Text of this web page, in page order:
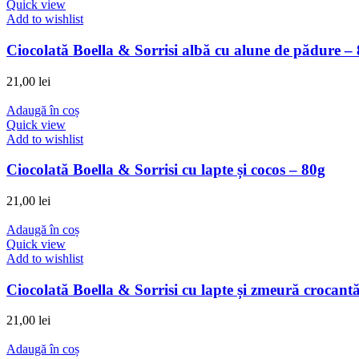
Quick view
Add to wishlist
Ciocolată Boella & Sorrisi albă cu alune de pădure –
21,00 lei
Adaugă în coș
Quick view
Add to wishlist
Ciocolată Boella & Sorrisi cu lapte și cocos – 80g
21,00 lei
Adaugă în coș
Quick view
Add to wishlist
Ciocolată Boella & Sorrisi cu lapte și zmeură
21,00 lei
Adaugă în coș